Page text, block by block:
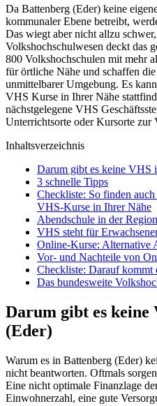
Da Battenberg (Eder) keine
kommunaler Ebene betreibt,
Das wiegt aber nicht allzu
Volkshochschulwesen deckt das
800 Volkshochschulen mit mehr
für örtliche Nähe und schaffen
unmittelbarer Umgebung. Es
VHS Kurse in Ihrer Nähe
nächstgelegene VHS
Unterrichtsorte oder Kursorte zur
Inhaltsverzeichnis
Darum gibt es keine VHS
3 schnelle Tipps
Checkliste: So finden
VHS-Kurse in Ihrer Nähe
Abendschule in der
VHS steht für
Online-Kurse: Alternative
Vor- und Nachteile von
Checkliste: Darauf kommt
Das bundesweite
Darum gibt es
(Eder)
Warum es in Battenberg (Eder)
nicht beantworten. Oftmals
Eine nicht optimale Finanzlage
Einwohnerzahl, eine gute